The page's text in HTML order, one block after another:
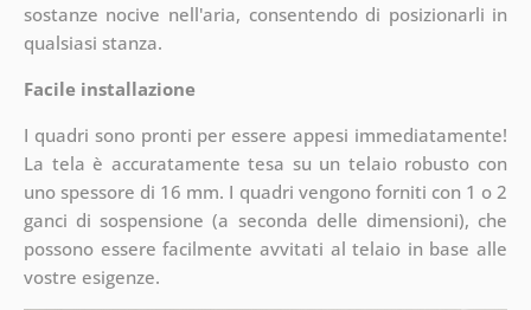
sostanze nocive nell'aria, consentendo di posizionarli in
qualsiasi stanza.
Facile installazione
I quadri sono pronti per essere appesi immediatamente!
La tela è accuratamente tesa su un telaio robusto con
uno spessore di 16 mm. I quadri vengono forniti con 1 o 2
ganci di sospensione (a seconda delle dimensioni), che
possono essere facilmente avvitati al telaio in base alle
vostre esigenze.